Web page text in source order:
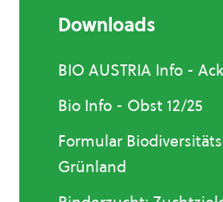
Downloads
BIO AUSTRIA Info -
Bio Info - Obst 12/25
Formular
Grünland